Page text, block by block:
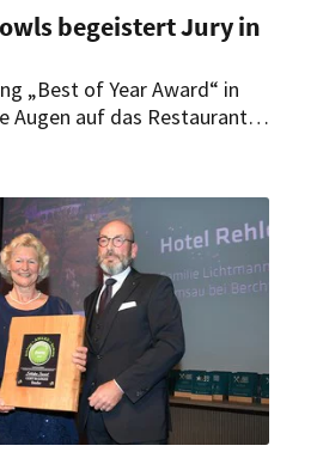
begeistert Jury in
„Best of Year Award“ in
Augen auf das Restaurant